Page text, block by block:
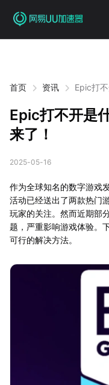
首页 资讯 Epic打
Epic打不开是
来了！
2025-05-16
作为全球知名的数字游戏
活动已经送出了两款热门
玩家的关注。然而近期部
题，严重影响游戏体验。
可行的解决方法。